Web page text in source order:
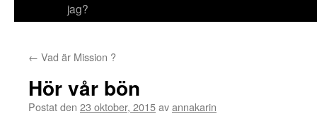
jag?
← Vad är Mission ?
Hör vår bön
Postat den 23 oktober, 2015avannakarin